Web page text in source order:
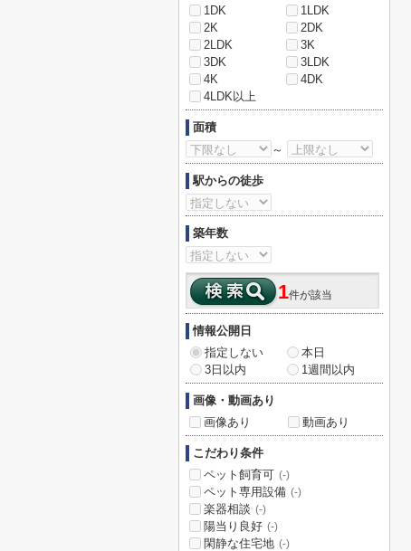
1DK
1LDK
2K
2DK
2LDK
3K
3DK
3LDK
4K
4DK
4LDK以上
面積
～
駅からの徒歩
築年数
1件が該当
情報公開日
指定しない
本日
3日以内
1週間以内
画像・動画あり
画像あり
動画あり
こだわり条件
ペット飼育可 (-)
ペット専用設備 (-)
楽器相談 (-)
陽当り良好 (-)
閑静な住宅地 (-)